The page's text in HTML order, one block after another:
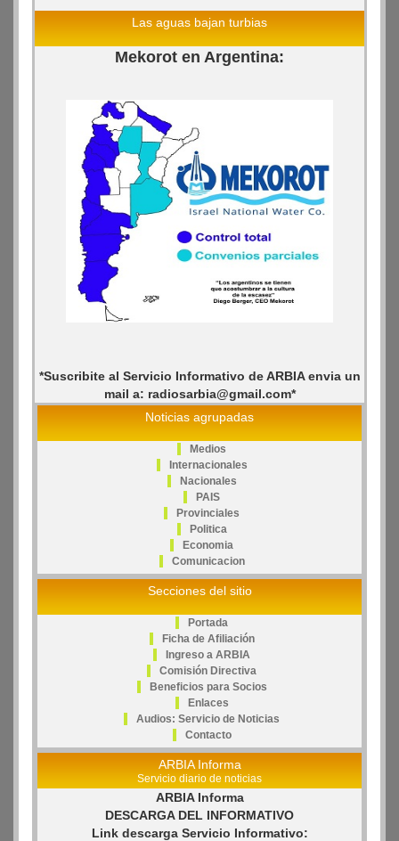
Las aguas bajan turbias
Mekorot en Argentina:
*Suscribite al Servicio Informativo de ARBIA envia un
mail a: radiosarbia@gmail.com*
Noticias agrupadas
Medios
Internacionales
Nacionales
PAIS
Provinciales
Politica
Economia
Comunicacion
Secciones del sitio
Portada
Ficha de Afiliación
Ingreso a ARBIA
Comisión Directiva
Beneficios para Socios
Enlaces
Audios: Servicio de Noticias
Contacto
ARBIA Informa
Servicio diario de noticias
ARBIA Informa
DESCARGA DEL INFORMATIVO
Link descarga Servicio Informativo: